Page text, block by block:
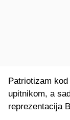
Patriotizam
upitnikom, a
reprezentacija